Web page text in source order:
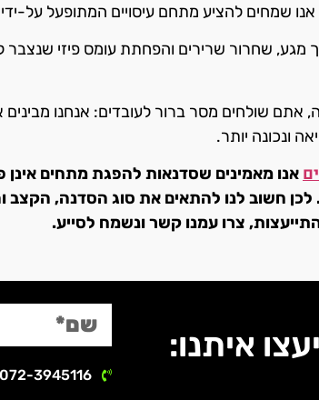
אנו שמחים להציע מתחם עיסויים המתופעל על-
מגע, שחרור שרירים והפחתת עומס פיזי שנצבר
שולחים מסר ברור לעובדים: אנחנו מבינים
ונכונה יותר.
אנו מאמינים שסדנאות להפגת מתחים אינן
לכן חשוב לנו להתאים את סוג הסדנה, הקצב
צרו עמנו קשר ונשמח לסייע.
איתנו:
072-3945116